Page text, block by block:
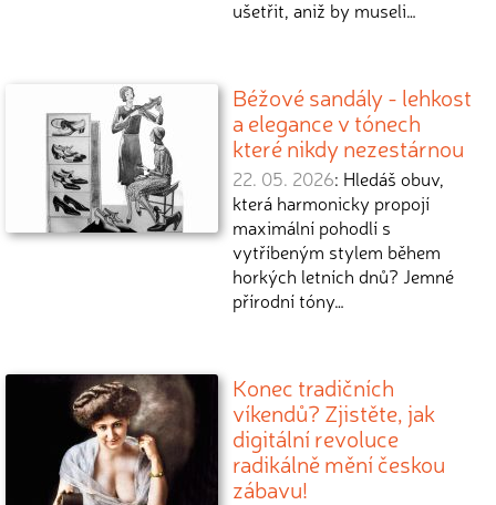
ušetřit, aniž by museli…
Béžové sandály - lehkost
a elegance v tónech
které nikdy nezestárnou
22. 05. 2026: Hledáš obuv,
která harmonicky propojí
maximální pohodlí s
vytříbeným stylem během
horkých letních dnů? Jemné
přírodní tóny…
Konec tradičních
víkendů? Zjistěte, jak
digitální revoluce
radikálně mění českou
zábavu!